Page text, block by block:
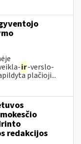
ir-verslo-
plačioji...
redakcijos